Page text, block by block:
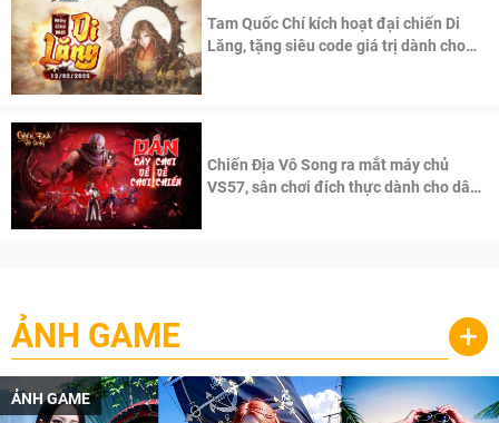
Tam Quốc Chí kích hoạt đại chiến Di
Lăng, tặng siêu code giá trị dành cho
Chiến Địa Vô Song ra mắt máy chủ
VS57, sân chơi đích thực dành cho dân
ẢNH GAME +
ẢNH GAME